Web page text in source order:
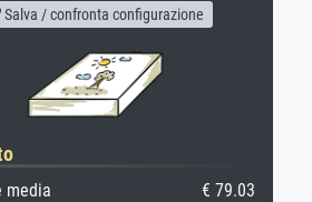
Salva / confronta configurazione
media
€ 79.03